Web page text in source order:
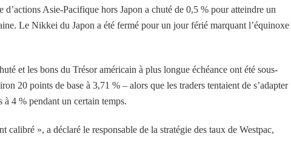
Asie-Pacifique hors Japon a chuté de 0,5 % pour atteindre un
Le Nikkei du Japon a été fermé pour un jour férié marquant l’équinoxe
et les bons du Trésor américain à plus longue échéance ont été sous-
20 points de base à 3,71 % – alors que les traders tentaient de s’adapter
à 4 % pendant un certain temps.
», a déclaré le responsable de la stratégie des taux de Westpac,